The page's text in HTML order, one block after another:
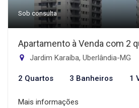
Sob consulta
Apartamento à Venda com 2
Jardim Karaíba, Uberlândia-MG
2 Quartos 3 Banheiros 1
Mais informações